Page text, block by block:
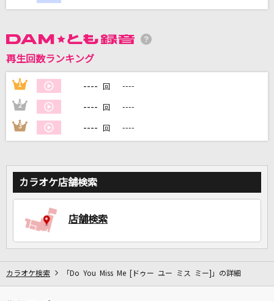
THE BACK HORN
何も言えなくて…夏
JAYWALK(J-WALK)
もっと見る
DAMに会員登録・ログインして
再生回数ランキング
1 ---- 回 ----
2 ---- 回 ----
3 ---- 回 ----
カラオケ店舗検索
店舗検索
カラオケ検索 「Do You Miss Me [ドゥー ユー ミス ミー]」の詳細